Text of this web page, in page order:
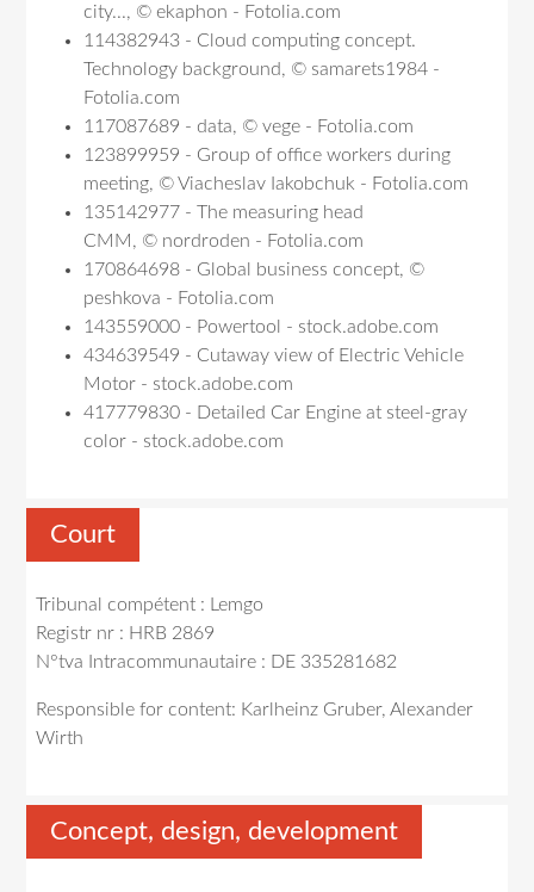
city..., © ekaphon - Fotolia.com
114382943 - Cloud computing concept.
Technology background, © samarets1984 -
Fotolia.com
117087689 - data, © vege - Fotolia.com
123899959 - Group of office workers during
meeting, © Viacheslav Iakobchuk - Fotolia.com
135142977 - The measuring head
CMM, © nordroden - Fotolia.com
170864698 - Global business concept, ©
peshkova - Fotolia.com
143559000 - Powertool - stock.adobe.com
434639549 - Cutaway view of Electric Vehicle
Motor - stock.adobe.com
417779830 - Detailed Car Engine at steel-gray
color - stock.adobe.com
Court
Tribunal compétent : Lemgo
Registr nr : HRB 2869
N°tva Intracommunautaire : DE 335281682
Responsible for content: Karlheinz Gruber, Alexander
Wirth
Concept, design, development